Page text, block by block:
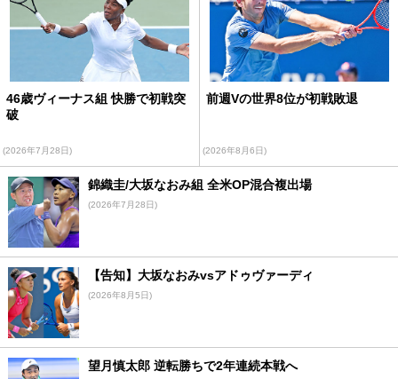
46歳ヴィーナス組 快勝で初戦突
破
(2026年7月28日)
前週Vの世界8位が初戦敗退
(2026年8月6日)
錦織圭/大坂なおみ組 全米OP混合複出場
(2026年7月28日)
【告知】大坂なおみvsアドゥヴァーディ
(2026年8月5日)
望月慎太郎 逆転勝ちで2年連続本戦へ